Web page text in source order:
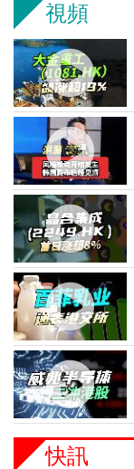
視頻
快訊